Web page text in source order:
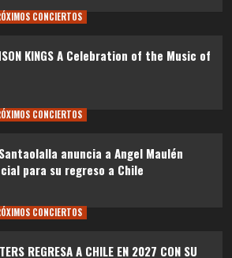
CONCIERTOS
KINGS A Celebration of the Music of
CONCIERTOS
Santaolalla anuncia a Angel Maulén
para su regreso a Chile
CONCIERTOS
REGRESA A CHILE EN 2027 CON SU